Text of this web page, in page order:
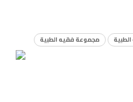
مجموعة فقيه الطبية